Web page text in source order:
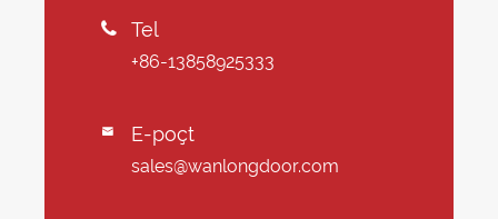
 Tel
+86-13858925333
 E-poçt
sales@wanlongdoor.com